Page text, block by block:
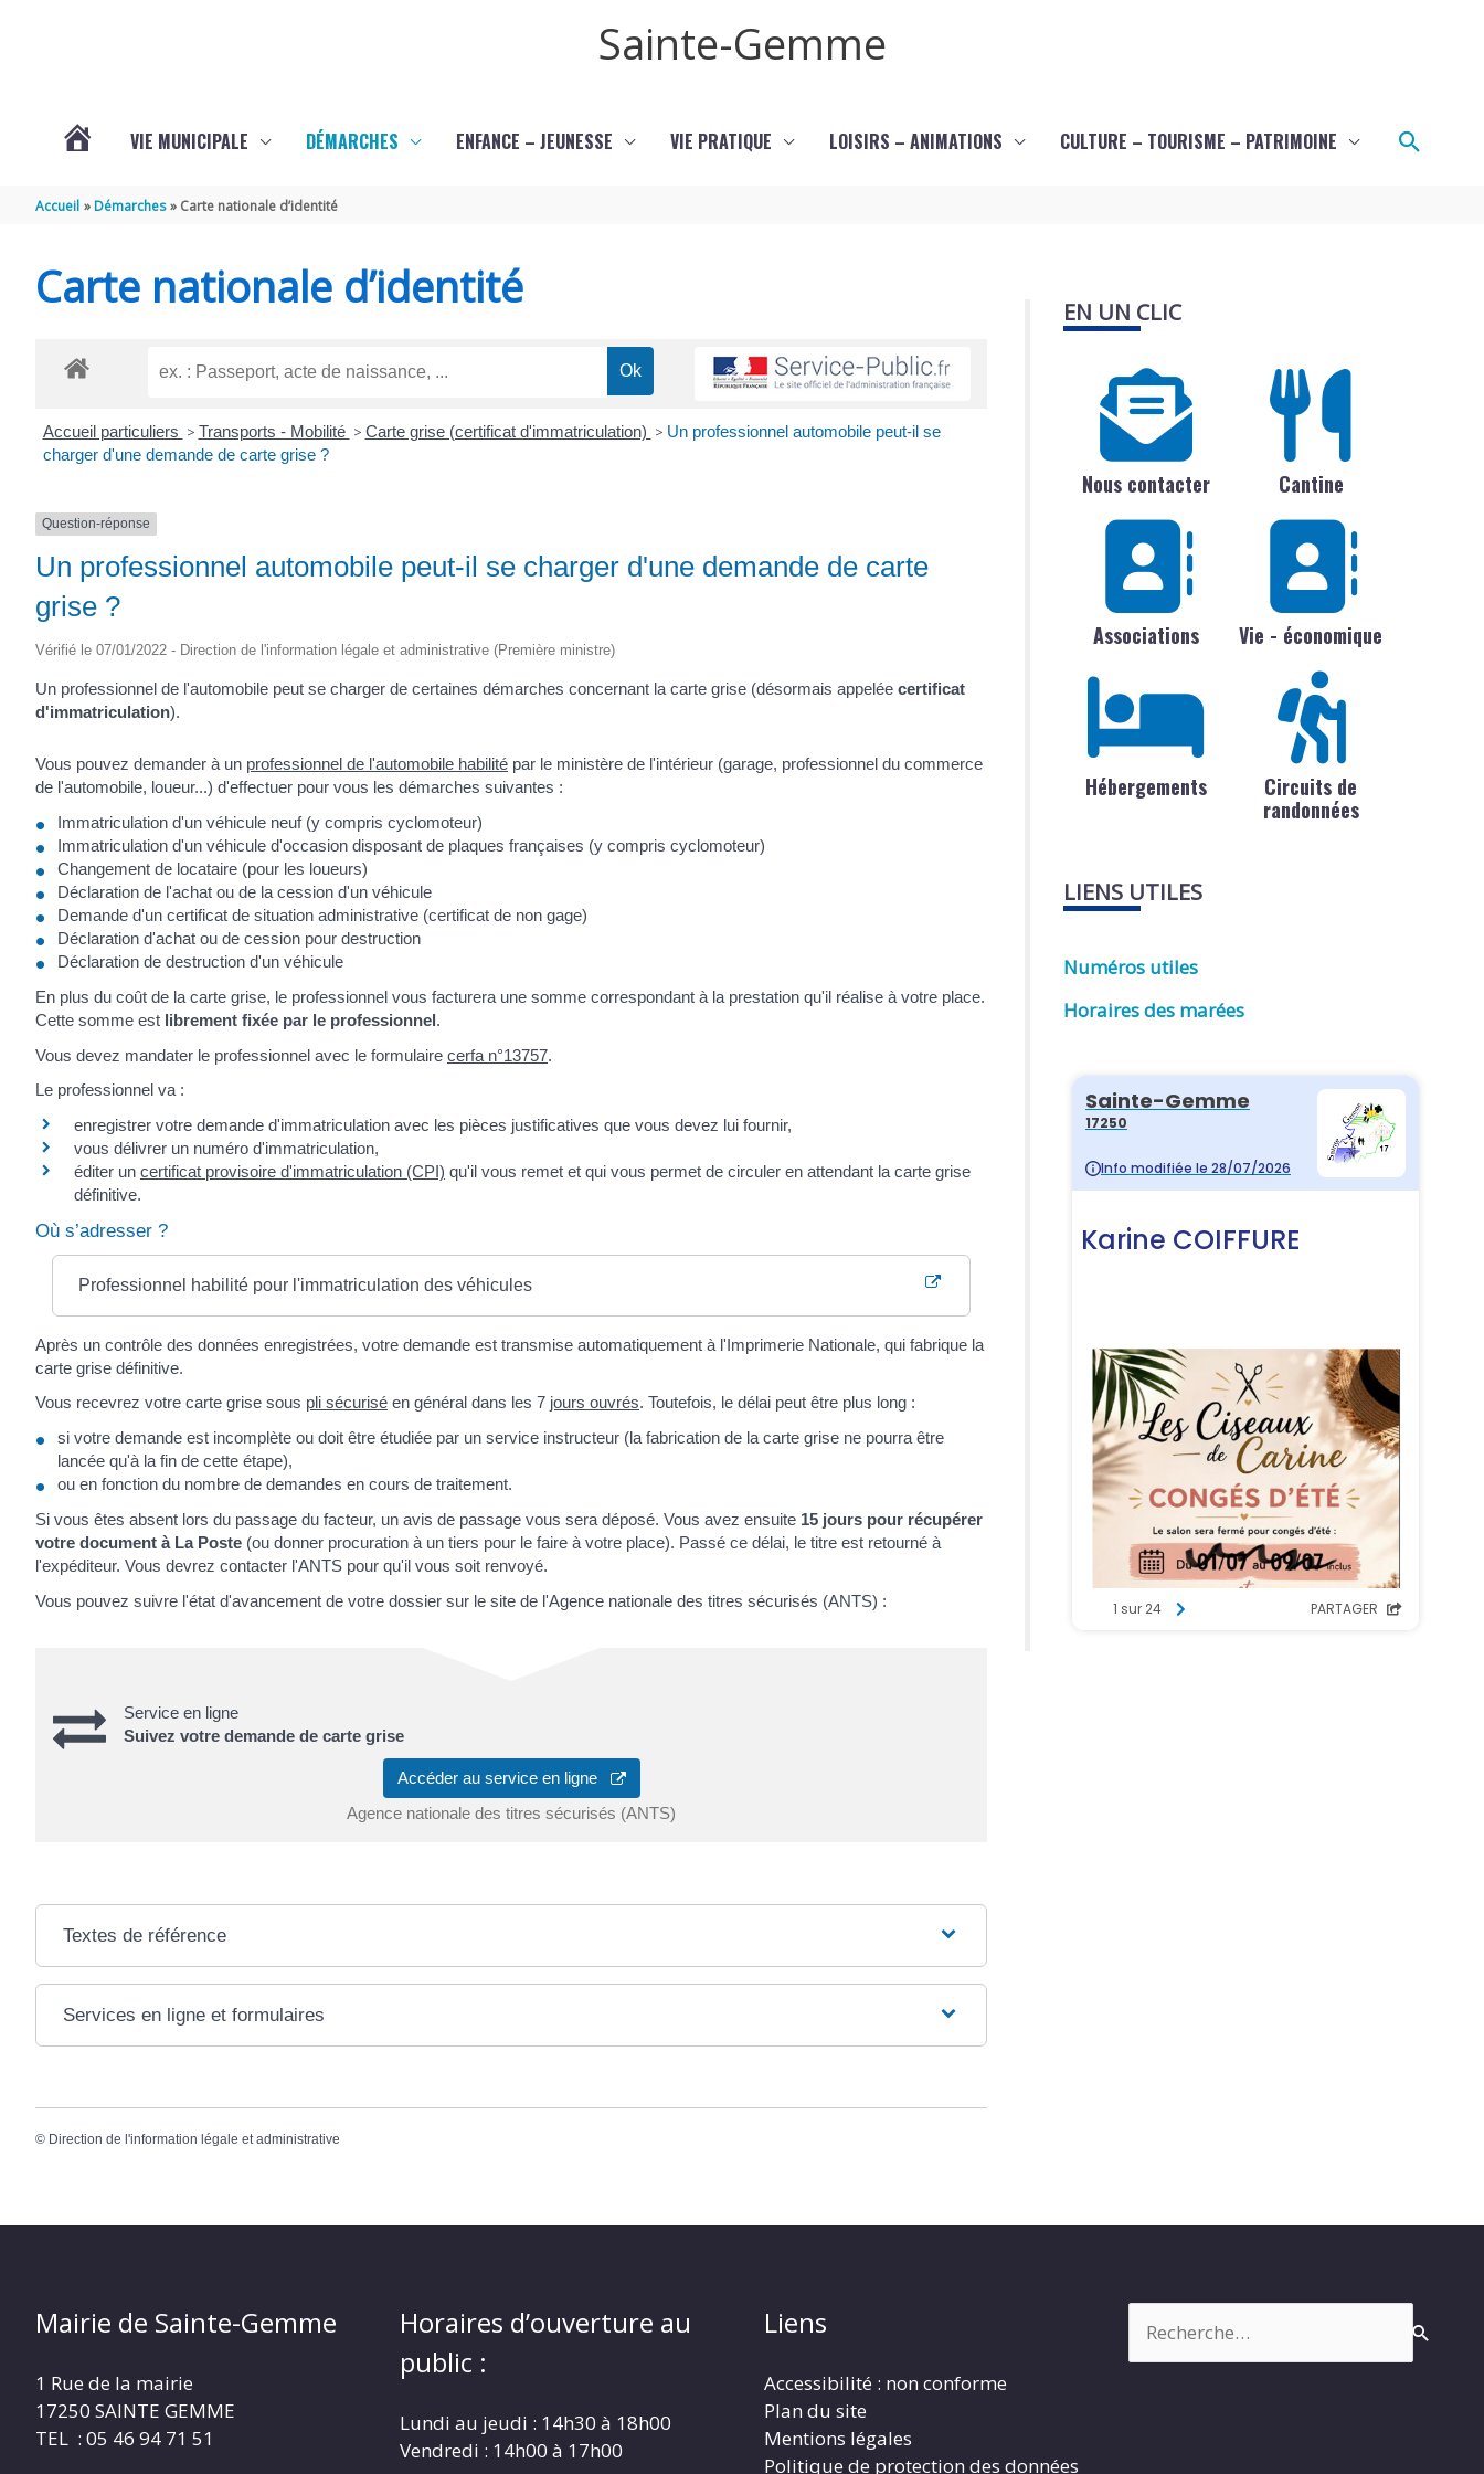
Sainte-Gemme
GEMME
VIE MUNICIPALE DÉMARCHES ENFANCE – JEUNESSE VIE PRATIQUE LOISIRS – ANIMATIONS CULTURE – TOURISME – PATRIMOINE
Accueil Démarches Carte nationale d’identité
Carte nationale d’identité
Accueil particuliers > Transports - Mobilité > Carte grise (certificat d'immatriculation) > Un professionnel automobile peut-il se
charger d'une demande de carte grise ?
Question-réponse
Un professionnel automobile peut-il se charger d'une demande de carte
grise ?
Vérifié le 07/01/2022 - Direction de l'information légale et administrative (Première ministre)
Un professionnel de l'automobile peut se charger de certaines démarches concernant la carte grise (désormais appelée certificat
d'immatriculation).
Vous pouvez demander à un professionnel de l'automobile habilité par le ministère de l'intérieur (garage, professionnel du commerce
de l'automobile, loueur...) d'effectuer pour vous les démarches suivantes :
Immatriculation d'un véhicule neuf (y compris cyclomoteur)
Immatriculation d'un véhicule d'occasion disposant de plaques françaises (y compris cyclomoteur)
Changement de locataire (pour les loueurs)
Déclaration de l'achat ou de la cession d'un véhicule
Demande d'un certificat de situation administrative (certificat de non gage)
Déclaration d'achat ou de cession pour destruction
Déclaration de destruction d'un véhicule
En plus du coût de la carte grise, le professionnel vous facturera une somme correspondant à la prestation qu'il réalise à votre place.
Cette somme est librement fixée par le professionnel.
Vous devez mandater le professionnel avec le formulaire cerfa n°13757.
Le professionnel va :
enregistrer votre demande d'immatriculation avec les pièces justificatives que vous devez lui fournir,
vous délivrer un numéro d'immatriculation,
éditer un certificat provisoire d'immatriculation (CPI) qu'il vous remet et qui vous permet de circuler en attendant la carte grise
définitive.
Où s’adresser ?
Professionnel habilité pour l'immatriculation des véhicules
Après un contrôle des données enregistrées, votre demande est transmise automatiquement à l'Imprimerie Nationale, qui fabrique la
carte grise définitive.
Vous recevrez votre carte grise sous pli sécurisé en général dans les 7 jours ouvrés. Toutefois, le délai peut être plus long :
si votre demande est incomplète ou doit être étudiée par un service instructeur (la fabrication de la carte grise ne pourra être
lancée qu'à la fin de cette étape),
ou en fonction du nombre de demandes en cours de traitement.
Si vous êtes absent lors du passage du facteur, un avis de passage vous sera déposé. Vous avez ensuite 15 jours pour récupérer
votre document à La Poste (ou donner procuration à un tiers pour le faire à votre place). Passé ce délai, le titre est retourné à
l'expéditeur. Vous devrez contacter l'ANTS pour qu'il vous soit renvoyé.
Vous pouvez suivre l'état d'avancement de votre dossier sur le site de l'Agence nationale des titres sécurisés (ANTS) :
Service en ligne
Suivez votre demande de carte grise
Accéder au service en ligne
Agence nationale des titres sécurisés (ANTS)
Textes de référence
Services en ligne et formulaires
© Direction de l'information légale et administrative
EN UN CLIC
Nous contacter Cantine
Associations Vie - économique
Hébergements
Circuits de
randonnées
LIENS UTILES
Numéros utiles
Horaires des marées
Mairie de Sainte-Gemme
1 Rue de la mairie
17250 SAINTE GEMME
TEL : 05 46 94 71 51
Horaires d’ouverture au
public :
Lundi au jeudi : 14h30 à 18h00
Vendredi : 14h00 à 17h00
Liens
Accessibilité : non conforme
Plan du site
Mentions légales
Politique de protection des données